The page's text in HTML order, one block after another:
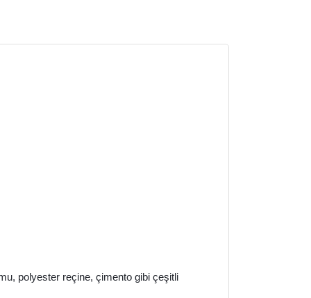
polyester reçine, çimento gibi çeşitli